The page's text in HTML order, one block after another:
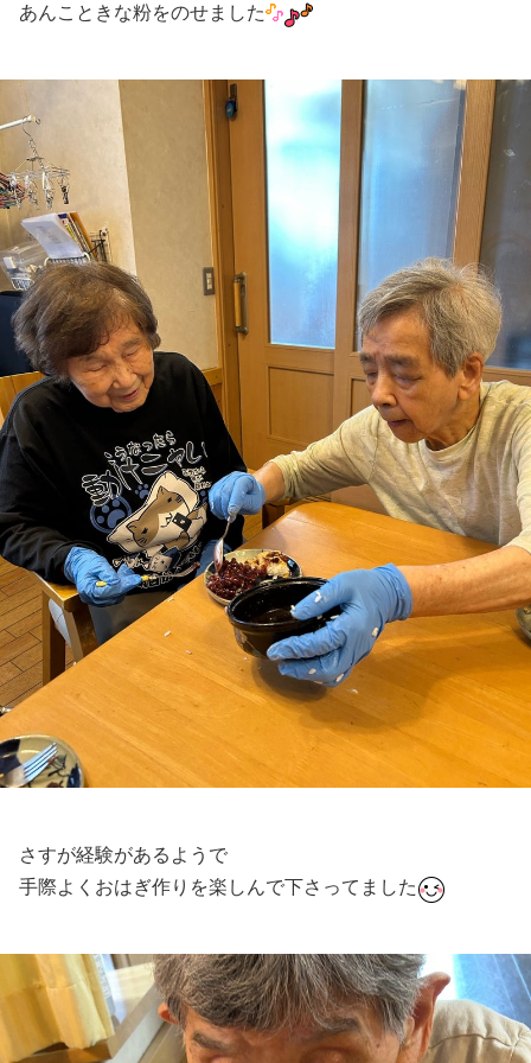
あんこときな粉をのせました
さすが経験があるようで
手際よくおはぎ作りを楽しんで下さってました